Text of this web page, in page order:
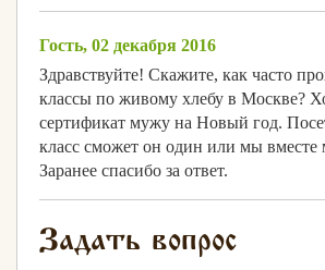
Гость, 02 декабря 2016
Здравствуйте! Скажите, как часто
классы по живому хлебу в Москве?
сертификат мужу на Новый год.
класс сможет он один или мы вместе
Заранее спасибо за ответ.
Задать вопрос